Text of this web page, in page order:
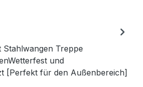
Stahlwangen Treppe
und
[Perfekt für den Außenbereich]